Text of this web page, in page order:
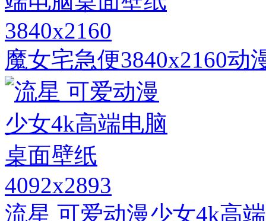
3840x2160
魔女宅急便3840x2160动
4092x2893
流星 可爱动漫少女4k高